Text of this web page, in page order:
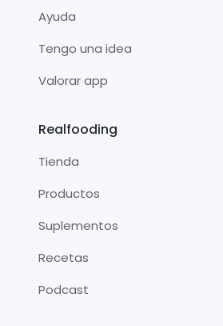
Ayuda
Tengo una idea
Valorar app
Realfooding
Tienda
Productos
Suplementos
Recetas
Podcast